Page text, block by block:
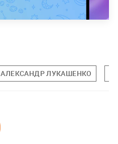
АЛЕКСАНДР ЛУКАШЕНКО